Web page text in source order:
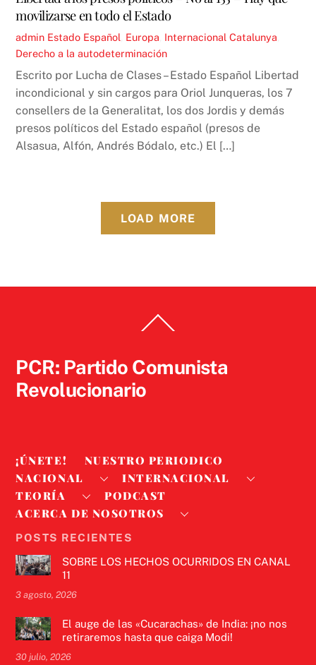
movilizarse en todo el Estado
admin Estado Español Europa Internacional Catalunya
Derecho a la autodeterminación
Escrito por Lucha de Clases – Estado Español Libertad
incondicional y sin cargos para Oriol Junqueras, los 7
consellers de la Generalitat, los dos Jordis y demás
presos políticos del Estado español (presos de
Alsasua, Alfón, Andrés Bódalo, etc.) El […]
LOAD MORE
To
PCR: Partido Comunista
Revolucionario
¡ÚNETE!
NUESTRO PERIODICO
NACIONAL
INTERNACIONAL
TEORÍA
PODCAST
ACERCA DE NOSOTROS
POSTS RECIENTES
SOBRE LOS HECHOS OCURRIDOS EN CANAL
11
3 agosto, 2026
El auge de las «Cucarachas» de India: ¡no nos
retiraremos hasta que caiga Modi!
30 julio, 2026